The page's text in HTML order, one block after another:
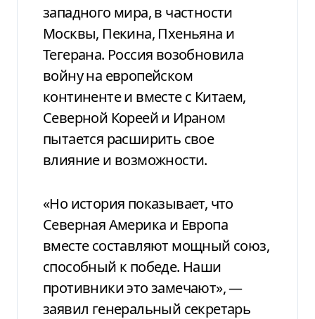
западного мира, в частности
Москвы, Пекина, Пхеньяна и
Тегерана. Россия возобновила
войну на европейском
континенте и вместе с Китаем,
Северной Кореей и Ираном
пытается расширить свое
влияние и возможности.
«Но история показывает, что
Северная Америка и Европа
вместе составляют мощный союз,
способный к победе. Наши
противники это замечают», —
заявил генеральный секретарь